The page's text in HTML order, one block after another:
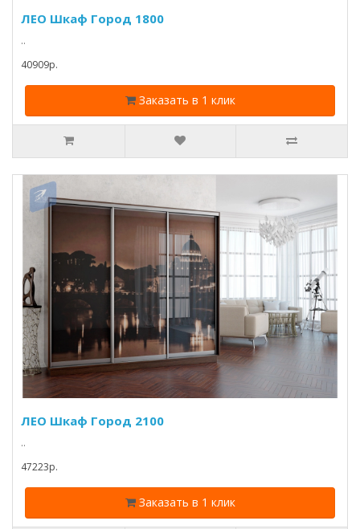
ЛЕО Шкаф Город 1800
..
40909p.
Заказать в 1 клик
ЛЕО Шкаф Город 2100
..
47223p.
Заказать в 1 клик